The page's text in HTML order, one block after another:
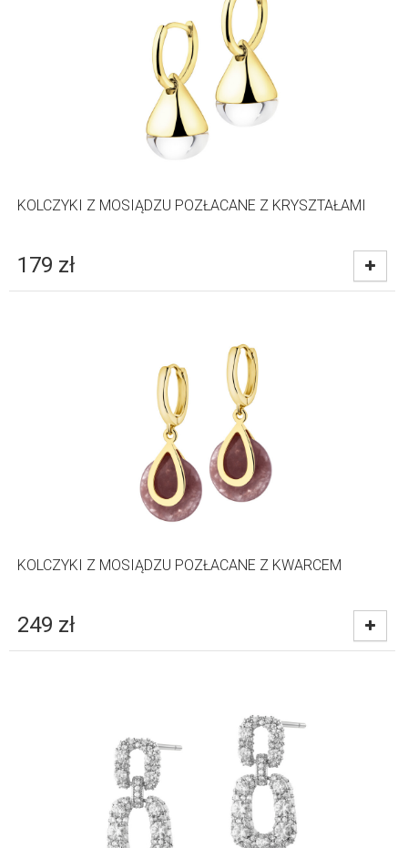
KOLCZYKI Z MOSIĄDZU POZŁACANE Z KRYSZTAŁAMI
179 zł
KOLCZYKI Z MOSIĄDZU POZŁACANE Z KWARCEM
249 zł